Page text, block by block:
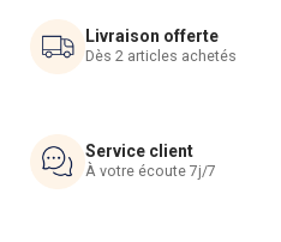
choisies
sur
du
produit
Livraison offerte
Dès 2 articles achetés
Service client
À votre écoute 7j/7